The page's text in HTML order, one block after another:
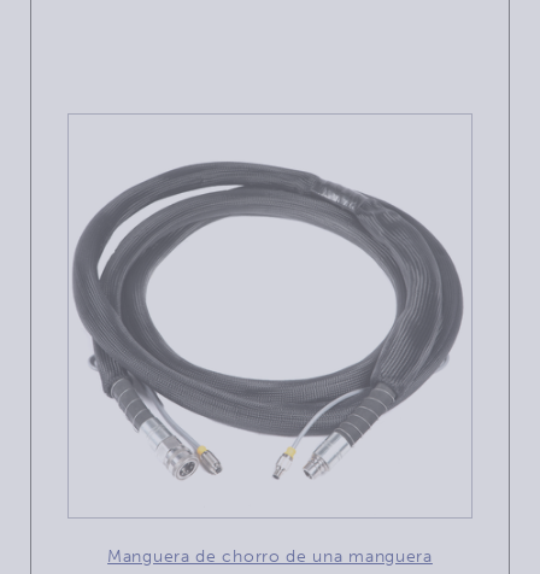
Manguera de chorro de una manguera